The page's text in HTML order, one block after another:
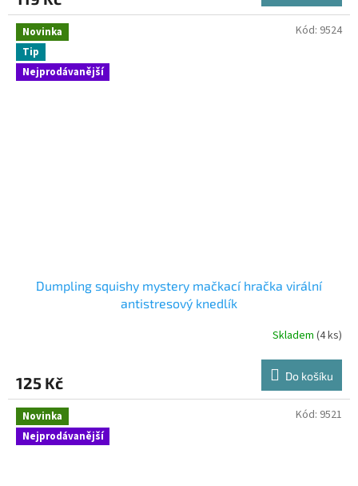
Novinka
Tip
Nejprodávanější
Dumpling squishy mystery mačkací hračka virální
antistresový knedlík
Skladem (4 ks)
125 Kč Do košíku
Kód: 9524
Novinka
Nejprodávanější
Kód: 9521